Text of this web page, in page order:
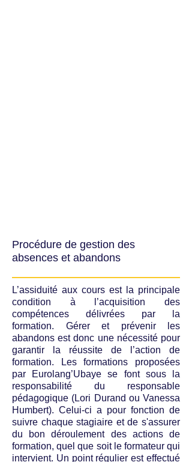
Procédure de gestion des
absences et abandons
L’assiduité aux cours est la principale
condition à l’acquisition des
compétences délivrées par la
formation. Gérer et prévenir les
abandons est donc une nécessité pour
garantir la réussite de l’action de
formation. Les formations proposées
par Eurolang’Ubaye se font sous la
responsabilité du responsable
pédagogique (Lori Durand ou Vanessa
Humbert). Celui-ci a pour fonction de
suivre chaque stagiaire et de s'assurer
du bon déroulement des actions de
formation, quel que soit le formateur qui
intervient. Un point régulier est effectué